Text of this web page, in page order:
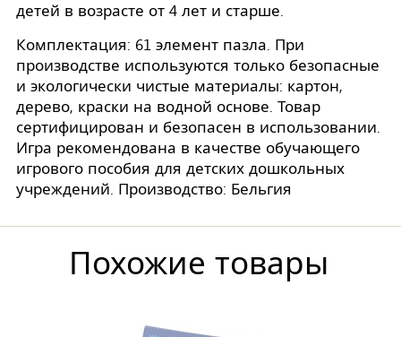
детей в возрасте от 4 лет и старше.
Комплектация: 61 элемент пазла. При
производстве используются только безопасные
и экологически чистые материалы: картон,
дерево, краски на водной основе. Товар
сертифицирован и безопасен в использовании.
Игра рекомендована в качестве обучающего
игрового пособия для детских дошкольных
учреждений. Производство: Бельгия
Похожие товары